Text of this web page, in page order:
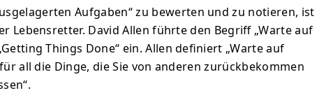
Aufgaben“ zu bewerten und zu notieren, ist
Lebensretter. David Allen führte den Begriff „Warte auf
Things Done“ ein. Allen definiert „Warte auf
all die Dinge, die Sie von anderen zurückbekommen